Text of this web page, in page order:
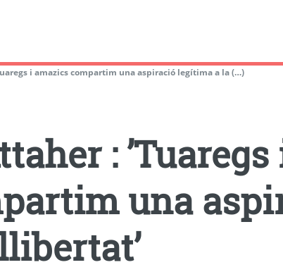
i amazics compartim una aspiració legítima a la (…)
: ’Tuaregs
una